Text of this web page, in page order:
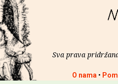
Sva prava
O nama •